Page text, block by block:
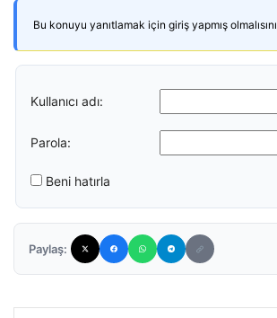
Bu konuyu yanıtlamak için giriş yapmış
Kullanıcı adı:
Parola:
Beni hatırla
Paylaş: